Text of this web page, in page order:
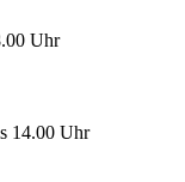
Uhr
14.00 Uhr